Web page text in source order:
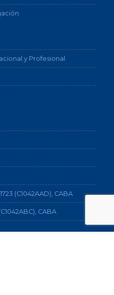
y Profesional
(C1042AAD), CABA
CABA